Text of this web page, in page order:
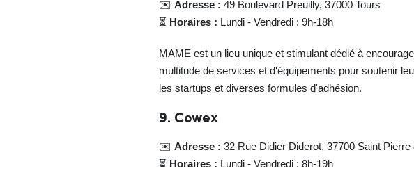
✉️ Adresse : 49 Boulevard Preuilly, 37000 Tours
⏳ Horaires : Lundi - Vendredi : 9h-18h
MAME est un lieu unique et stimulant dédié à
multitude de services et d'équipements pour soutenir
les startups et diverses formules d'adhésion.
9. Cowex
✉️ Adresse : 32 Rue Didier Diderot, 37700 Saint Pierre
⏳ Horaires : Lundi - Vendredi : 8h-19h